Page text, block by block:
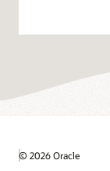
© 2026 Oracle